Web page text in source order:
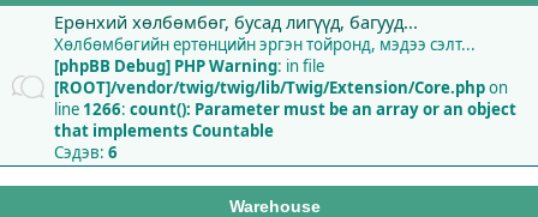
Ерөнхий хөлбөмбөг, бусад лигүүд, багууд...
Хөлбөмбөгийн ертөнцийн эргэн тойронд, мэдээ сэлт...
[phpBB Debug] PHP Warning: in file
[ROOT]/vendor/twig/twig/lib/Twig/Extension/Core.phpon
line 1266: count(): Parameter must be an array or an object
that implements Countable
Сэдэв: 6
Warehouse